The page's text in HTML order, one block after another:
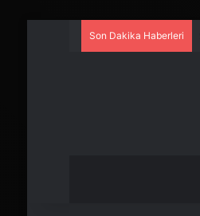
Son Dakika Haberleri